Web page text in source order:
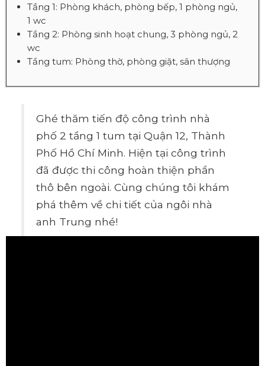
Tầng 1: Phòng khách, phòng bếp, 1 phòng ngủ,
1 wc
Tầng 2: Phòng sinh hoạt chung, 3 phòng ngủ, 2
wc
Tầng tum: Phòng thờ, phòng giặt, sân thượng
Ghé thăm tiến độ công trình nhà
phố 2 tầng 1 tum tại Quận 12, Thành
Phố Hồ Chí Minh. Hiện tại công trình
đã được thi công hoàn thiện phần
thô bên ngoài. Cùng chúng tôi khám
phá thêm về chi tiết của ngôi nhà
anh Trung nhé!